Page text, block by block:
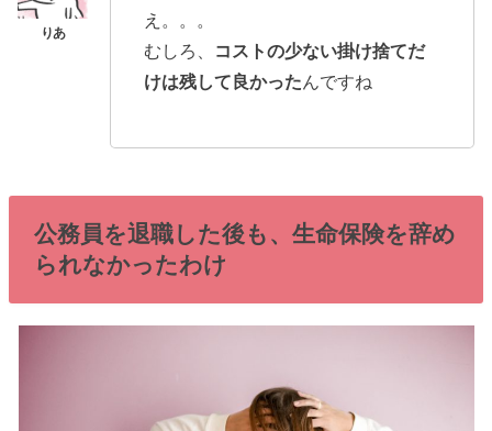
え。。。
むしろ、 コストの少ない掛け捨てだ
けは残して良かったんですね
公務員を退職した後も、生命保険を辞め
られなかったわけ